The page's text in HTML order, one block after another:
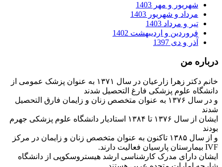
شهریور و مهر 1403
مرداد و شهریور 1403
تیر و مرداد 1403
فروردین و اردیبهشت 1402
آذر و دی 1397
درباره من
خانم دکتر زهرا زارعیان در سال ۱۳۷۱ به عنوان پزشک عمومی از
دانشگاه علوم پزشکی فارغ التحصیل شدند
و در سال ۱۳۷۶ به عنوان متخصص زنان و زایمان فارق التحصیل
شدند
ایشان از سال ۱۳۷۶ تا ۱۳۸۴ استادیار دانشگاه علوم پزشکی جهرم
بودند
و از سال ۱۳۸۵ تاکنون به عنوان متخصص زنان و زایمان در مرکز
IVF بیمارستان پارسیان فعالیت دارند.
ایشان دارای مدرک کارشناسی ارشد هیستروسکوپی از دانشگاه